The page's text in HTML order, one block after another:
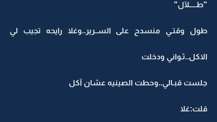
"طـــــلآل"
طول وقتـي منسدح على الســرير..وغلا رايحه تجيب لي
الاكل..ثـواني ودخلت
جلست قبـالي..وحطت الصينيه عشان آكل
قلت:غلا